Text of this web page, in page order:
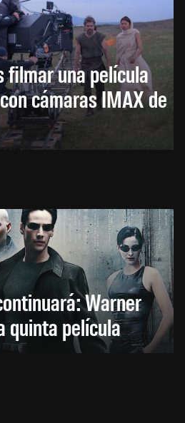
filmar una película
cámaras IMAX de
Warner
quinta película